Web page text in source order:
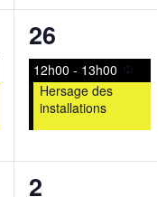
1
évènement,
26
12h00- 13h00
Hersage des
installations
1
2